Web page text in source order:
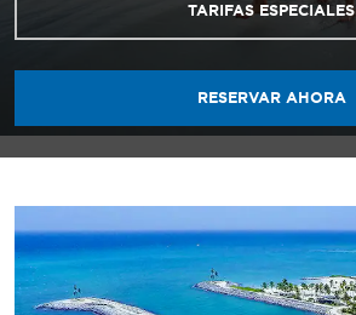
TARIFAS ESPECIALES
RESERVAR AHORA